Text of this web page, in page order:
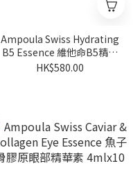
Ampoula Swiss Hydrating
B5 Essence 維他命B5精華
素 4mlx10
HK$580.00